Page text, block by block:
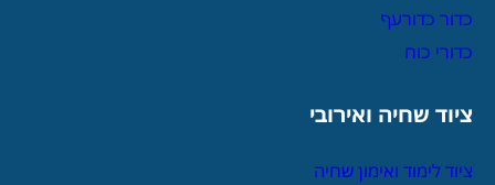
כדור כדורעף
כדורי כוח
ציוד שחיה ואירובי
ציוד לימוד ואימון שחיה